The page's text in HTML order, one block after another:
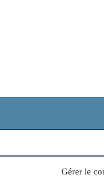
Gérer le